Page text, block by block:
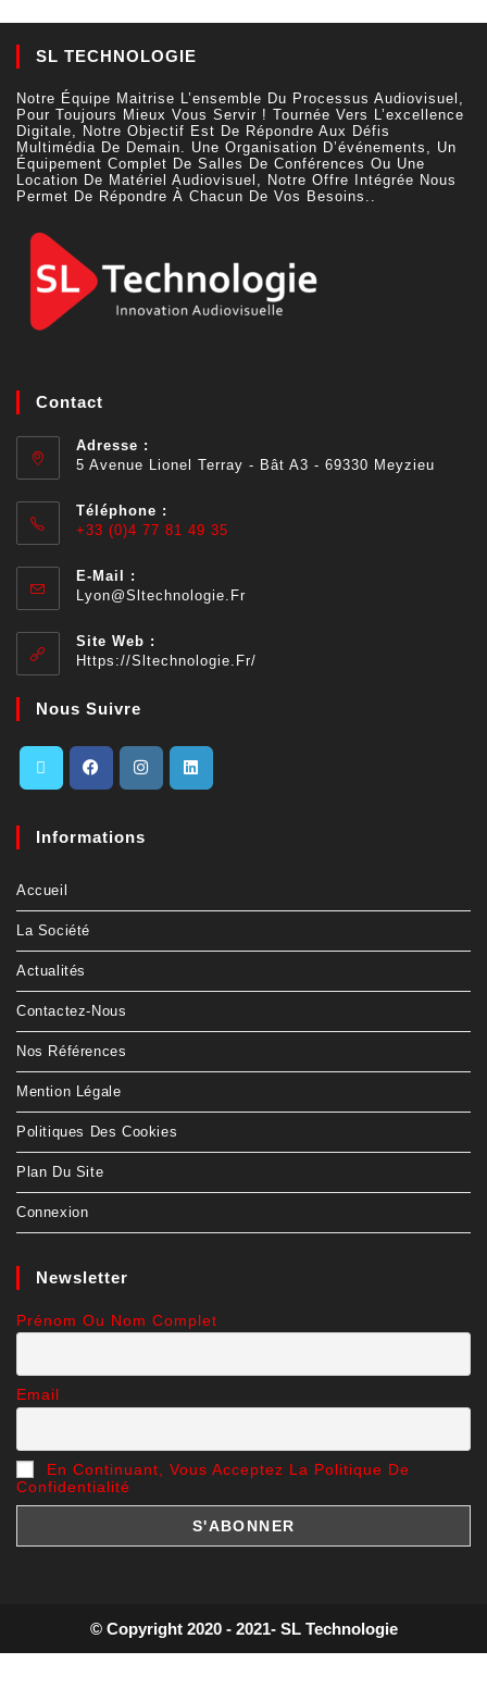
SL TECHNOLOGIE
Notre Équipe Maitrise L’ensemble Du Processus Audiovisuel,
Pour Toujours Mieux Vous Servir ! Tournée Vers L’excellence
Digitale, Notre Objectif Est De Répondre Aux Défis
Multimédia De Demain. Une Organisation D’événements, Un
Équipement Complet De Salles De Conférences Ou Une
Location De Matériel Audiovisuel, Notre Offre Intégrée Nous
Permet De Répondre À Chacun De Vos Besoins..
Contact
Adresse :
5 Avenue Lionel Terray - Bât A3 - 69330 Meyzieu
Téléphone :
+33 (0)4 77 81 49 35
E-Mail :
Lyon@sltechnologie.fr
Site Web :
Https://sltechnologie.fr/
Nous Suivre
Informations
Accueil
La Société
Actualités
Contactez-Nous
Nos Références
Mention Légale
Politiques Des Cookies
Plan Du Site
Connexion
Newsletter
Prénom Ou Nom Complet
Email
En Continuant, Vous Acceptez La Politique De
Confidentialité
© Copyright 2020 - 2021- SL Technologie